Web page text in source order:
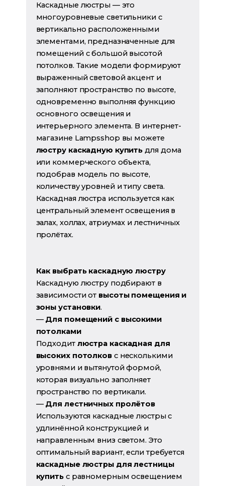
Каскадные люстры — это
многоуровневые светильники с
вертикально расположенными
элементами, предназначенные для
помещений с большой высотой
потолков. Такие модели формируют
выраженный световой акцент и
заполняют пространство по высоте,
одновременно выполняя функцию
основного освещения и
интерьерного элемента. В интернет-
магазине Lampsshop вы можете
люстру каскадную купить для дома
или коммерческого объекта,
подобрав модель по высоте,
количеству уровней и типу света.
Каскадная люстра используется как
центральный элемент освещения в
залах, холлах, атриумах и лестничных
пролётах.
Как выбрать каскадную люстру
Каскадную люстру подбирают в
зависимости от высоты помещения и
зоны установки.
— Для помещений с высокими
потолками
Подходит люстра каскадная для
высоких потолковс несколькими
уровнями и вытянутой формой,
которая визуально заполняет
пространство по вертикали.
— Для лестничных пролётов
Используются каскадные люстры с
удлинённой конструкцией и
направленным вниз светом. Это
оптимальный вариант, если требуется
каскадные люстры для лестницы
купитьс равномерным освещением